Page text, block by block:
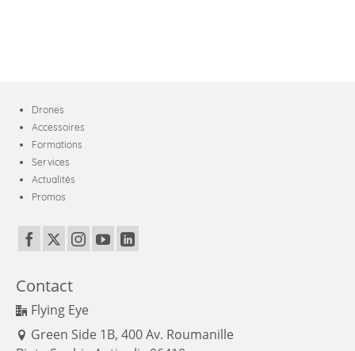
Drones
Accessoires
Formations
Services
Actualités
Promos
Contact
Flying Eye
Green Side 1B, 400 Av. Roumanille